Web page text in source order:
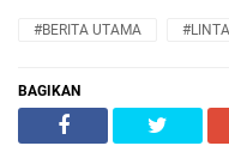
#BERITA UTAMA
BAGIKAN